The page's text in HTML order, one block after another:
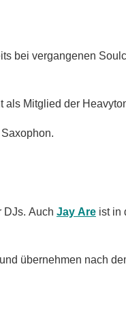
bei vergangenen
als Mitglied der
DJs. Auch Jay Areist in
übernehmen nach